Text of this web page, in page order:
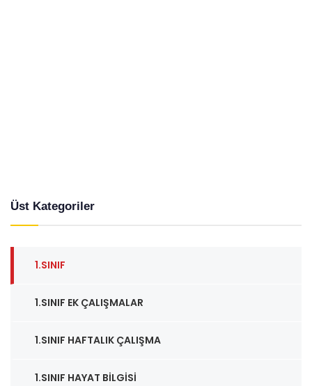
Üst Kategoriler
1.SINIF
1.SINIF EK ÇALIŞMALAR
1.SINIF HAFTALIK ÇALIŞMA
1.SINIF HAYAT BILGISI